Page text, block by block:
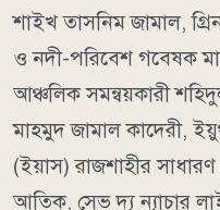
শাইখ তাসনিম জামাল,
ও নদী-পরিবেশ গবেষক
আঞ্চলিক সমন্বয়কারী
মাহমুদ জামাল কাদেরী,
(ইয়াস) রাজশাহীর
আতিক, সেভ দ্য ন্যাচার